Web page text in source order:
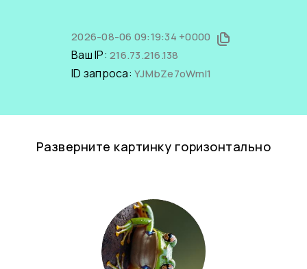
2026-08-06 09:19:34 +0000
Ваш IP: 216.73.216.138
ID запроса: YJMbZe7oWmI1
Разверните картинку горизонтально